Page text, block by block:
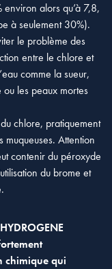
alors qu’à 7,8,
à seulement 30%).
le problème des
entre le chlore et
comme la sueur,
ou les peaux mortes
chlore, pratiquement
Attention
contenir du péroxyde
du brome et
chimique qui